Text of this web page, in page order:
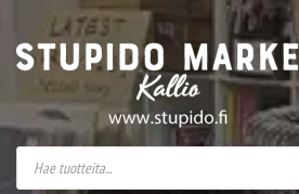
Stupido Market – verkossa